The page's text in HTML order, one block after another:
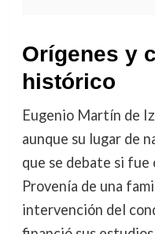
Orígenes y
histórico
Eugenio Martín de
aunque su lugar de
que se debate si fue
Provenía de una
intervención del